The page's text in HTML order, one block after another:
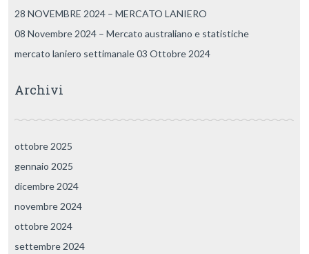
28 NOVEMBRE 2024 – MERCATO LANIERO
08 Novembre 2024 – Mercato australiano e statistiche
mercato laniero settimanale 03 Ottobre 2024
Archivi
ottobre 2025
gennaio 2025
dicembre 2024
novembre 2024
ottobre 2024
settembre 2024